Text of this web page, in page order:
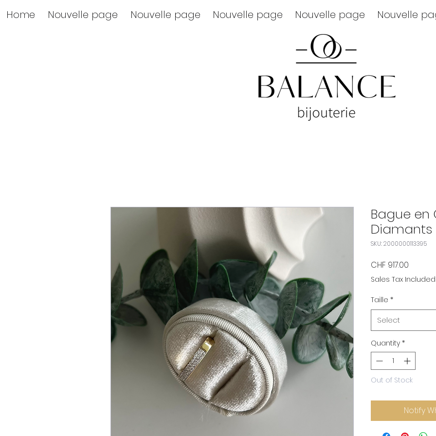
Home Nouvelle page Nouvelle page Nouvelle page Nouvelle page Nouvelle
Bague en
Diamants
SKU: 2000000113395
CHF 917.00
Sales Tax Included
Taille *
Select
Quantity *
Out of Stock
Notify